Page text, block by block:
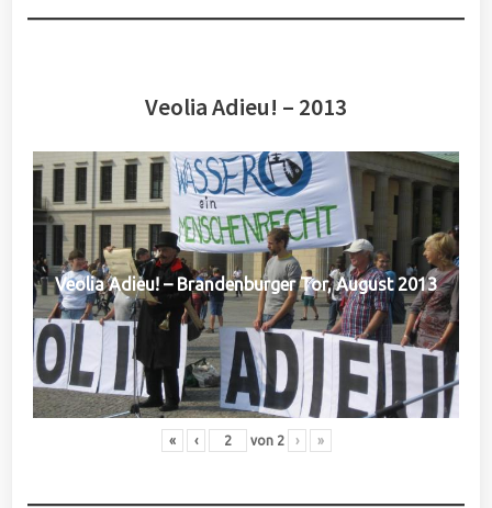
Veolia Adieu! – 2013
Veolia Adieu! – Brandenburger Tor, August 2013
« ‹ von 2 › »